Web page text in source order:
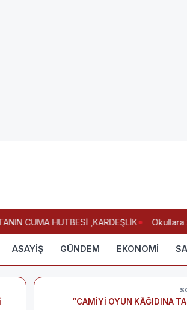
CUMA HUTBESİ ,KARDEŞLİK Okullara
ASAYİŞ GÜNDEM EKONOMİ
“CAMİYİ OYUN KÂĞIDINA